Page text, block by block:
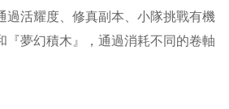
過活耀度、修真副本、小隊挑戰有機
『夢幻積木』，通過消耗不同的卷軸